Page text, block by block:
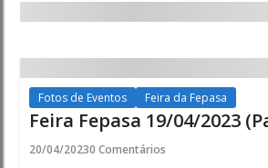
Fotos de Eventos Feira da Fepasa
Feira Fepasa 19/04/2023
20/04/20230 Comentários